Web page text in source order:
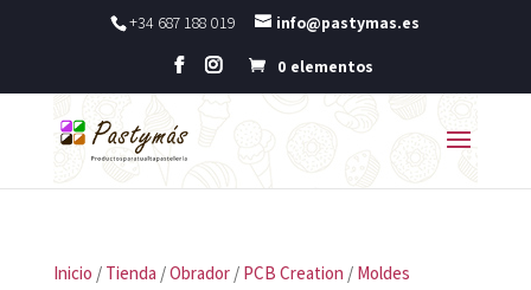
+34 687 188 019 info@pastymas.es
0 elementos
Inicio / Tienda /Obrador/ PCB Creation / Moldes